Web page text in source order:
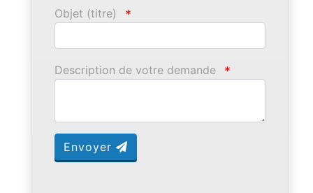
Objet (titre) *
Description de votre demande *
Envoyer